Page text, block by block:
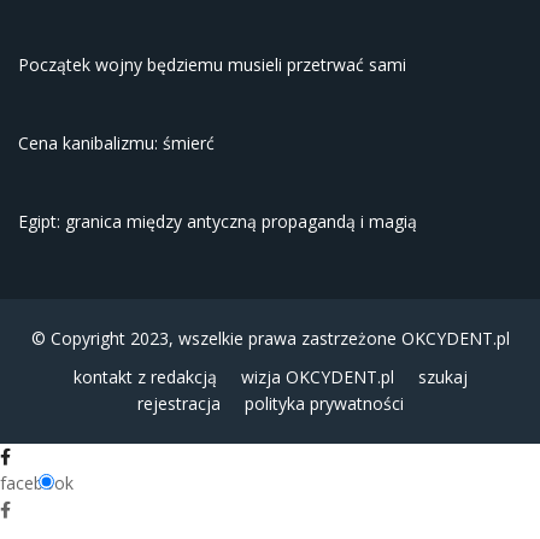
Początek wojny będziemu musieli przetrwać sami
Cena kanibalizmu: śmierć
Egipt: granica między antyczną propagandą i magią
© Copyright 2023, wszelkie prawa zastrzeżone OKCYDENT.pl
kontakt z redakcją
wizja OKCYDENT.pl
szukaj
rejestracja
polityka prywatności
facebook